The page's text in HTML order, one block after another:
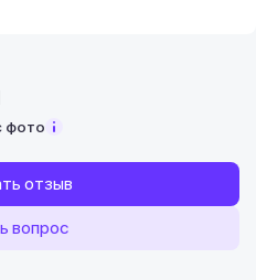
фото
отзыв
вопрос